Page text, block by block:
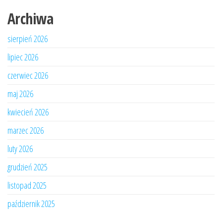
Archiwa
sierpień 2026
lipiec 2026
czerwiec 2026
maj 2026
kwiecień 2026
marzec 2026
luty 2026
grudzień 2025
listopad 2025
październik 2025